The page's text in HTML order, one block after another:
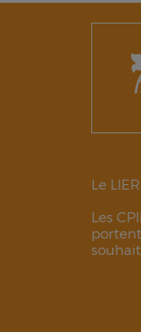
Le
Les